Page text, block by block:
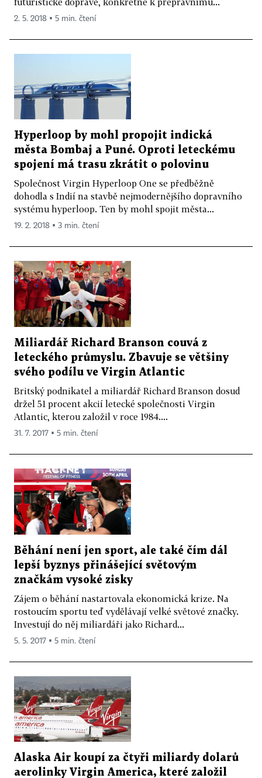
2. 5. 2018 ▪ 5 min. čtení
Hyperloop by mohl propojit indická
města Bombaj a Puné. Oproti leteckému
spojení má trasu zkrátit o polovinu
Společnost Virgin Hyperloop One se předběžně
dohodla s Indií na stavbě nejmodernějšího dopravního
systému hyperloop. Ten by mohl spojit města...
19. 2. 2018 ▪ 3 min. čtení
Miliardář Richard Branson couvá z
leteckého průmyslu. Zbavuje se většiny
svého podílu ve Virgin Atlantic
Britský podnikatel a miliardář Richard Branson dosud
držel 51 procent akcií letecké společnosti Virgin
Atlantic, kterou založil v roce 1984....
31. 7. 2017 ▪ 5 min. čtení
Běhání není jen sport, ale také čím dál
lepší byznys přinášející světovým
značkám vysoké zisky
Zájem o běhání nastartovala ekonomická krize. Na
rostoucím sportu teď vydělávají velké světové značky.
Investují do něj miliardáři jako Richard...
5. 5. 2017 ▪ 5 min. čtení
Alaska Air koupí za čtyři miliardy dolarů
aerolinky Virgin America, které založil